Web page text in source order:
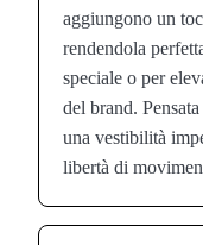
aggiungono un
rendendola
speciale o per
del brand.
una vestibilità
libertà di